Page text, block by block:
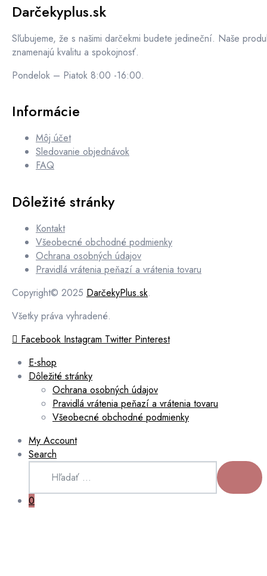
Darčekyplus.sk
Sľubujeme, že s našimi darčekmi budete jedineční. Naše
znamenajú kvalitu a spokojnosť.
Pondelok – Piatok 8:00 -16:00.
Informácie
Môj účet
Sledovanie objednávok
FAQ
Dôležité stránky
Kontakt
Všeobecné obchodné podmienky
Ochrana osobných údajov
Pravidlá vrátenia peňazí a vrátenia tovaru
Copyright© 2025 DarčekyPlus.sk.
Všetky práva vyhradené.
Facebook Instagram Twitter Pinterest
E-shop
Dôležité stránky
Ochrana osobných údajov
Pravidlá vrátenia peňazí a vrátenia tovaru
Všeobecné obchodné podmienky
My Account
Search
HĽADAŤ
0